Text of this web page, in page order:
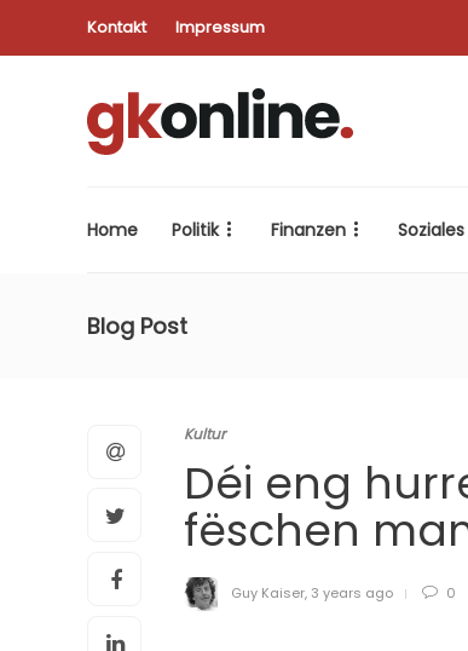
Kontakt Impressum
Home Politik Finanzen Soziales
Blog Post
Kultur
Déi eng
fëschen
Guy Kaiser, 3 years ago 0